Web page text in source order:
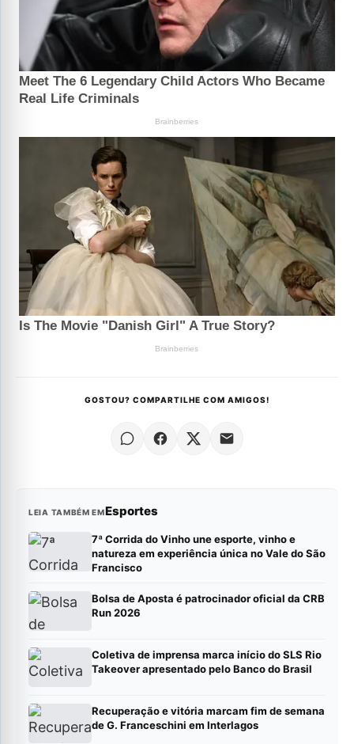
GOSTOU? COMPARTILHE COM AMIGOS!
LEIA TAMBÉM EMEsportes
7ª Corrida do Vinho une esporte, vinho e
natureza em experiência única no Vale do São
Francisco
Bolsa de Aposta é patrocinador oficial da CRB
Run 2026
Coletiva de imprensa marca início do SLS Rio
Takeover apresentado pelo Banco do Brasil
Recuperação e vitória marcam fim de semana
de G. Franceschini em Interlagos